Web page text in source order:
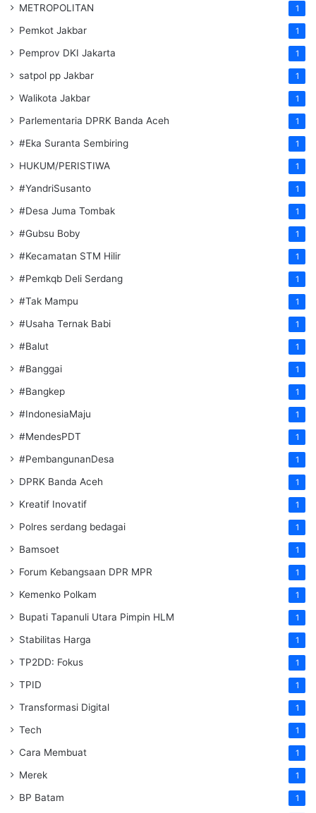
METROPOLITAN 1
Pemkot Jakbar 1
Pemprov DKI Jakarta 1
satpol pp Jakbar 1
Walikota Jakbar 1
Parlementaria DPRK Banda Aceh 1
#Eka Suranta Sembiring 1
HUKUM/PERISTIWA 1
#YandriSusanto 1
#Desa Juma Tombak 1
#Gubsu Boby 1
#Kecamatan STM Hilir 1
#Pemkqb Deli Serdang 1
#Tak Mampu 1
#Usaha Ternak Babi 1
#Balut 1
#Banggai 1
#Bangkep 1
#IndonesiaMaju 1
#MendesPDT 1
#PembangunanDesa 1
DPRK Banda Aceh 1
Kreatif Inovatif 1
Polres serdang bedagai 1
Bamsoet 1
Forum Kebangsaan DPR MPR 1
Kemenko Polkam 1
‎Bupati Tapanuli Utara Pimpin HLM 1
Stabilitas Harga 1
TP2DD: Fokus 1
TPID 1
Transformasi Digital 1
Tech 1
Cara Membuat 1
Merek 1
BP Batam 1